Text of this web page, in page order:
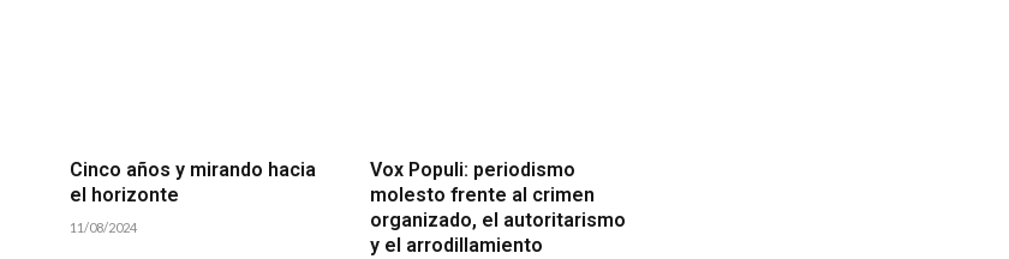
Cinco años y mirando hacia
el horizonte
11/08/2024
Vox Populi: periodismo
molesto frente al crimen
organizado, el autoritarismo
y el arrodillamiento